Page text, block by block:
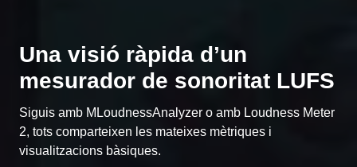
Una visió ràpida d’un
mesurador de sonoritat LUFS
Siguis amb MLoudnessAnalyzer o amb Loudness Meter
2, tots comparteixen les mateixes mètriques i
visualitzacions bàsiques.